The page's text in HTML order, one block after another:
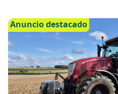
Anuncio destacado